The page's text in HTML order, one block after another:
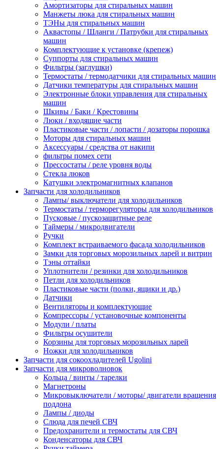
Амортизаторы для стиральных машин
Манжеты люка для стиральных машин
ТЭНы для стиральных машин
Аквастопы / Шланги / Патрубки для стиральных
машин
Комплектующие к установке (крепеж)
Суппорты для стиральных машин
Фильтры (заглушки)
Термостаты / термодатчики для стиральных машин
Датчики температуры для стиральных машин
Электронные блоки управления для стиральных
машин
Шкивы / Баки / Крестовины
Люки / входящие части
Пластиковые части / лопасти / дозаторы порошка
Моторы для стиральных машин
Аксессуары / средства от накипи
фильтры помех сети
Прессостаты / реле уровня воды
Стекла люков
Катушки электромагнитных клапанов
Запчасти для холодильников
Лампы/ выключатели для холодильников
Термостаты / терморегуляторы для холодильников
Пусковые / пускозащитные реле
Таймеры / микродвигатели
Ручки
Комплект встраиваемого фасада холодильников
Замки для торговых морозильных ларей и витрин
Тэны оттайки
Уплотнители / резинки для холодильников
Петли для холодильников
Пластиковые части (полки, ящики и др.)
Датчики
Вентиляторы и комплектующие
Компрессоры / установочные компоненты
Модули / платы
Фильтры осушители
Корзины для торговых морозильных ларей
Ножки для холодильников
Запчасти для сокоохладителей Ugolini
Запчасти для микроволновок
Кольца / винты / тарелки
Магнетроны
Микровыключатели / моторы/ двигатели вращения
поддона
Лампы / диоды
Слюда для печей СВЧ
Предохранители и термостаты для СВЧ
Конденсаторы для СВЧ